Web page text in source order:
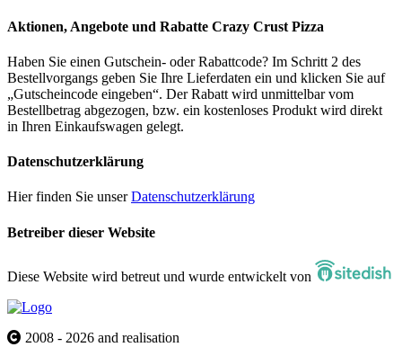
Aktionen, Angebote und Rabatte Crazy Crust Pizza
Haben Sie einen Gutschein- oder Rabattcode? Im Schritt 2 des
Bestellvorgangs geben Sie Ihre Lieferdaten ein und klicken Sie auf
„Gutscheincode eingeben“. Der Rabatt wird unmittelbar vom
Bestellbetrag abgezogen, bzw. ein kostenloses Produkt wird direkt
in Ihren Einkaufswagen gelegt.
Datenschutzerklärung
Hier finden Sie unserDatenschutzerklärung
Betreiber dieser Website
Diese Website wird betreut und wurde entwickelt von
2008 - 2026 and realisation